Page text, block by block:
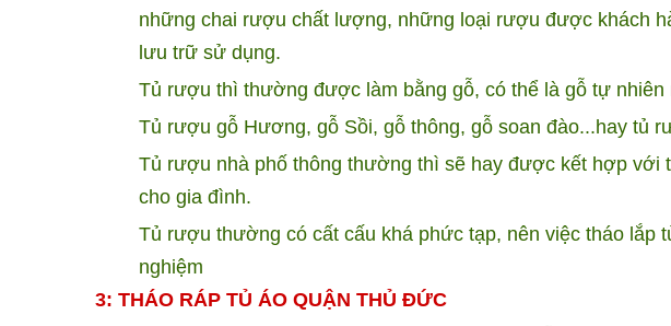
những chai rượu chất lượng, những loại rượu được khách
lưu trữ sử dụng.
Tủ rượu thì thường được làm bằng gỗ, có thể là gỗ tự nhiên
Tủ rượu gỗ Hương, gỗ Sồi, gỗ thông, gỗ soan đào...hay tủ
Tủ rượu nhà phố thông thường thì sẽ hay được kết hợp với
cho gia đình.
Tủ rượu thường có cất cấu khá phức tạp, nên việc tháo lắp
nghiệm
3: THÁO RÁP TỦ ÁO QUẬN THỦ ĐỨC